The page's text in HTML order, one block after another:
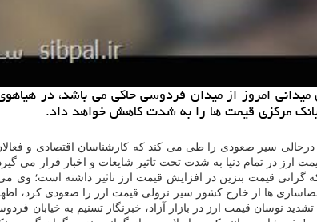
امروز از میدان فردوسی حاكی می باشد، در
مركزی قیمت ها را به شدت كاهش خواهد داد.
سیر صعودی را طی می كند كه كارشناسان اقتصادی و فعالان
ارز در تمام دنیا به شدت تحت تاثیر شایعات و اخبار قرار می
گرانی قیمت بنزین در افزایش قیمت ارز تاثیر داشته است؛
ها از خارج كشور سیر نزولی قیمت ارز را صعودی كرد، اظهار
تشدید نوسان قیمت ارز در بازار آزاد، خبرنگار تسنیم به